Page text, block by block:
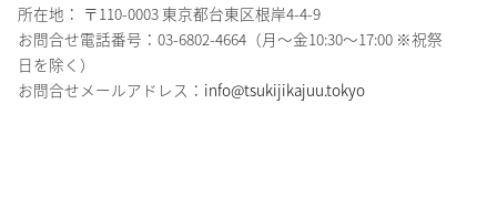
所在地： 〒110-0003 東京都台東区根岸4-4-9
お問合せ電話番号：03-6802-4664（月～金10:30～17:00 ※祝祭
日を除く）
お問合せメールアドレス： info@tsukijikajuu.tokyo